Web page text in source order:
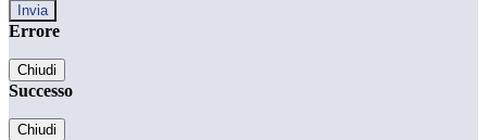
Errore
Chiudi
Successo
Chiudi